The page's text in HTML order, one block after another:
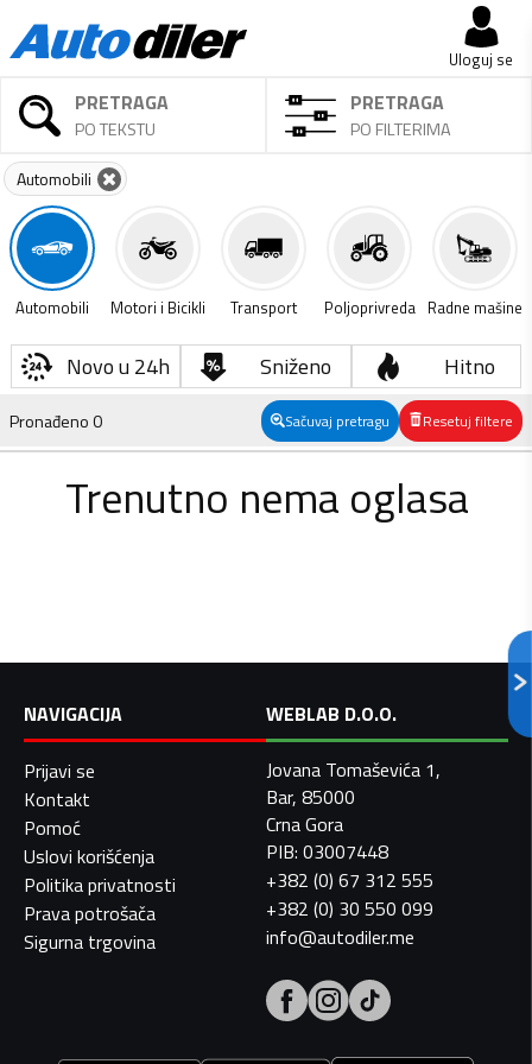
Uloguj se
PRETRAGA
PO TEKSTU
PRETRAGA
PO FILTERIMA
Automobili
Automobili Motori i Bicikli Transport Poljoprivreda Radne mašine
Novo u 24h Sniženo Hitno
Pronađeno0 Sačuvaj pretragu Resetuj filtere
Trenutno nema oglasa
NAVIGACIJA
Prijavi se
Kontakt
Pomoć
Uslovi korišćenja
Politika privatnosti
Prava potrošača
Sigurna trgovina
WEBLAB D.O.O.
Jovana Tomaševića 1,
Bar, 85000
Crna Gora
PIB: 03007448
+382 (0) 67 312 555
+382 (0) 30 550 099
info@autodiler.me